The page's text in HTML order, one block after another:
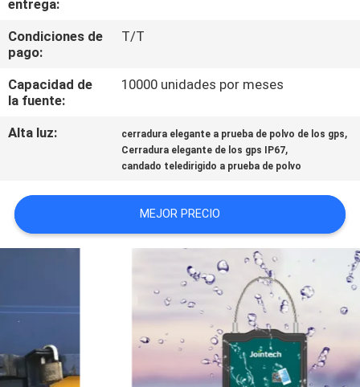
CALIDAD
ÉNTRENOS
EN
CONTACTO
PIDA
UNA
MAPA
DEL
SITIO
entrega:
Condiciones de
pago:
T/T
Capacidad de
la fuente:
10000 unidades por meses
Alta luz: cerradura elegante a prueba de polvo de los gps,
Cerradura elegante de los gps IP67,
candado teledirigido a prueba de polvo
MEJOR PRECIO